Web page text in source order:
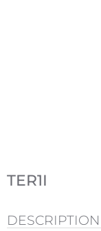
TER1I
DESCRIPTION